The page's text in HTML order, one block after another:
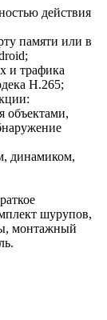
действия
памяти или в
и трафика
H.265;
объектами,
динамиком,
шурупов,
монтажный